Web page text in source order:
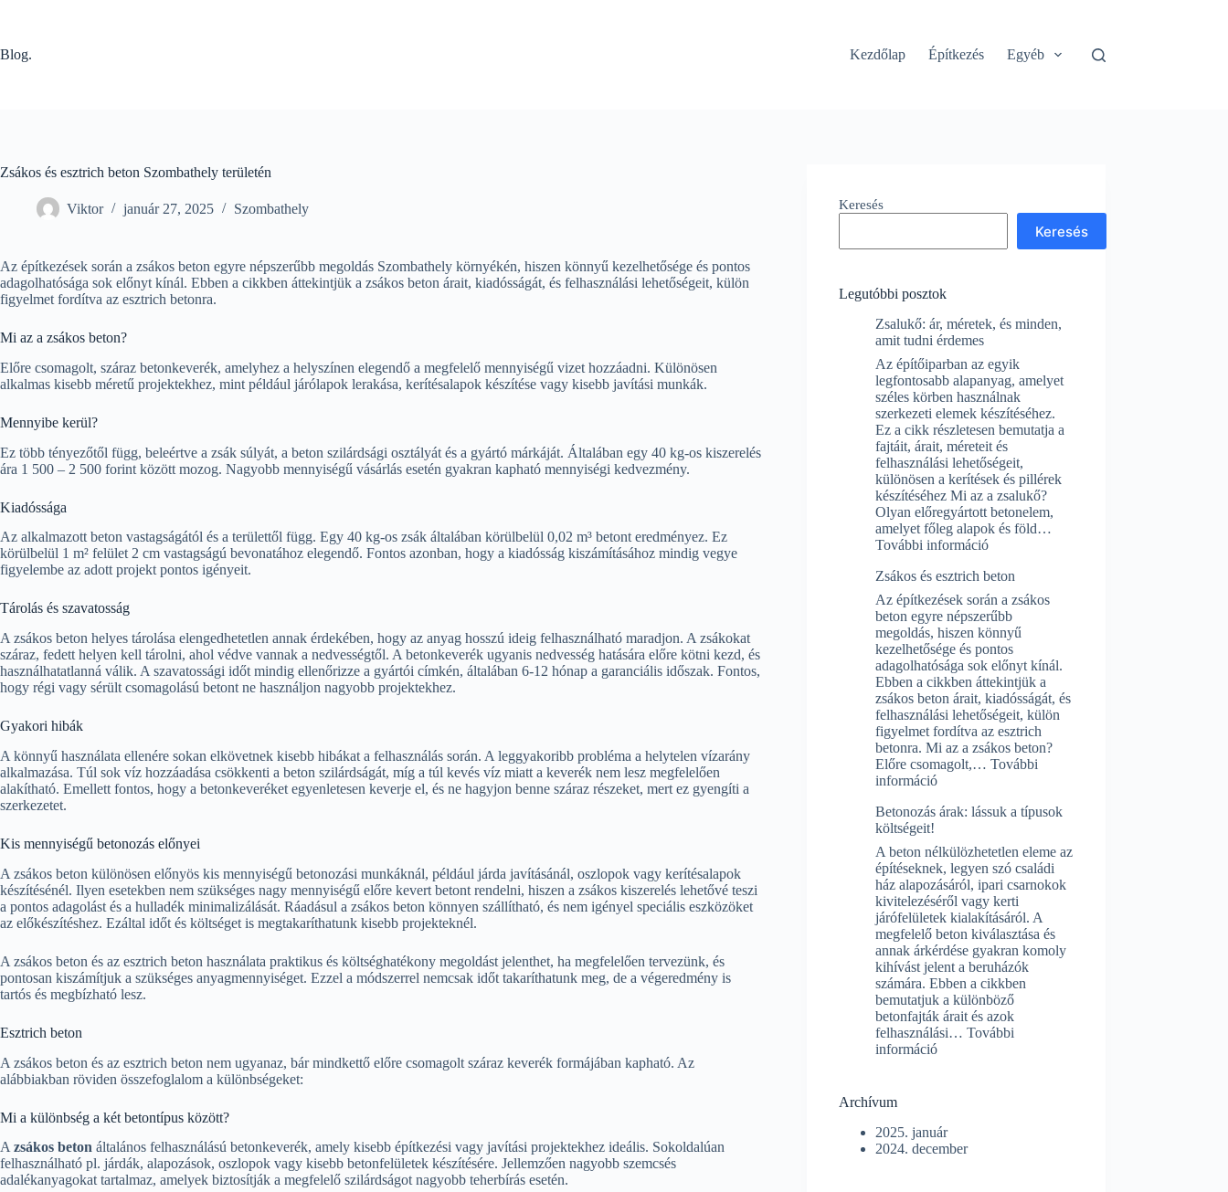
Blog.
Kezdőlap Építkezés Egyéb
Zsákos és esztrich beton Szombathely területén
Viktor január 27, 2025 Szombathely
Az építkezések során a zsákos beton egyre népszerűbb megoldás Szombathely környékén, hiszen könnyű kezelhetősége és pontos
adagolhatósága sok előnyt kínál. Ebben a cikkben áttekintjük a zsákos beton árait, kiadósságát, és felhasználási lehetőségeit, külön
figyelmet fordítva az esztrich betonra.
Mi az a zsákos beton?
Előre csomagolt, száraz betonkeverék, amelyhez a helyszínen elegendő a megfelelő mennyiségű vizet hozzáadni. Különösen
alkalmas kisebb méretű projektekhez, mint például járólapok lerakása, kerítésalapok készítése vagy kisebb javítási munkák.
Mennyibe kerül?
Ez több tényezőtől függ, beleértve a zsák súlyát, a beton szilárdsági osztályát és a gyártó márkáját. Általában egy 40 kg-os kiszerelés
ára 1 500 – 2 500 forint között mozog. Nagyobb mennyiségű vásárlás esetén gyakran kapható mennyiségi kedvezmény.
Kiadóssága
Az alkalmazott beton vastagságától és a területtől függ. Egy 40 kg-os zsák általában körülbelül 0,02 m³ betont eredményez. Ez
körülbelül 1 m² felület 2 cm vastagságú bevonatához elegendő. Fontos azonban, hogy a kiadósság kiszámításához mindig vegye
figyelembe az adott projekt pontos igényeit.
Tárolás és szavatosság
A zsákos beton helyes tárolása elengedhetetlen annak érdekében, hogy az anyag hosszú ideig felhasználható maradjon. A zsákokat
száraz, fedett helyen kell tárolni, ahol védve vannak a nedvességtől. A betonkeverék ugyanis nedvesség hatására előre kötni kezd, és
használhatatlanná válik. A szavatossági időt mindig ellenőrizze a gyártói címkén, általában 6-12 hónap a garanciális időszak. Fontos,
hogy régi vagy sérült csomagolású betont ne használjon nagyobb projektekhez.
Gyakori hibák
A könnyű használata ellenére sokan elkövetnek kisebb hibákat a felhasználás során. A leggyakoribb probléma a helytelen vízarány
alkalmazása. Túl sok víz hozzáadása csökkenti a beton szilárdságát, míg a túl kevés víz miatt a keverék nem lesz megfelelően
alakítható. Emellett fontos, hogy a betonkeveréket egyenletesen keverje el, és ne hagyjon benne száraz részeket, mert ez gyengíti a
szerkezetet.
Kis mennyiségű betonozás előnyei
A zsákos beton különösen előnyös kis mennyiségű betonozási munkáknál, például járda javításánál, oszlopok vagy kerítésalapok
készítésénél. Ilyen esetekben nem szükséges nagy mennyiségű előre kevert betont rendelni, hiszen a zsákos kiszerelés lehetővé teszi
a pontos adagolást és a hulladék minimalizálását. Ráadásul a zsákos beton könnyen szállítható, és nem igényel speciális eszközöket
az előkészítéshez. Ezáltal időt és költséget is megtakaríthatunk kisebb projekteknél.
A zsákos beton és az esztrich beton használata praktikus és költséghatékony megoldást jelenthet, ha megfelelően tervezünk, és
pontosan kiszámítjuk a szükséges anyagmennyiséget. Ezzel a módszerrel nemcsak időt takaríthatunk meg, de a végeredmény is
tartós és megbízható lesz.
Esztrich beton
A zsákos beton és az esztrich beton nem ugyanaz, bár mindkettő előre csomagolt száraz keverék formájában kapható. Az
alábbiakban röviden összefoglalom a különbségeket:
Mi a különbség a két betontípus között?
A zsákos beton általános felhasználású betonkeverék, amely kisebb építkezési vagy javítási projektekhez ideális. Sokoldalúan
felhasználható pl. járdák, alapozások, oszlopok vagy kisebb betonfelületek készítésére. Jellemzően nagyobb szemcsés
adalékanyagokat tartalmaz, amelyek biztosítják a megfelelő szilárdságot nagyobb teherbírás esetén.
Keresés
Keresés
Legutóbbi posztok
Zsalukő: ár, méretek, és minden,
amit tudni érdemes
Az építőiparban az egyik
legfontosabb alapanyag, amelyet
széles körben használnak
szerkezeti elemek készítéséhez.
Ez a cikk részletesen bemutatja a
fajtáit, árait, méreteit és
felhasználási lehetőségeit,
különösen a kerítések és pillérek
készítéséhez Mi az a zsalukő?
Olyan előregyártott betonelem,
amelyet főleg alapok és föld…
További információ:
ár,
méretek,
és
minden,
amit
tudni
érdemes
Zsákos és esztrich beton
Az építkezések során a zsákos
beton egyre népszerűbb
megoldás, hiszen könnyű
kezelhetősége és pontos
adagolhatósága sok előnyt kínál.
Ebben a cikkben áttekintjük a
zsákos beton árait, kiadósságát, és
felhasználási lehetőségeit, külön
figyelmet fordítva az esztrich
betonra. Mi az a zsákos beton?
Előre csomagolt,…További
információ:
és
beton
Betonozás árak: lássuk a típusok
költségeit!
A beton nélkülözhetetlen eleme az
építéseknek, legyen szó családi
ház alapozásáról, ipari csarnokok
kivitelezéséről vagy kerti
járófelületek kialakításáról. A
megfelelő beton kiválasztása és
annak árkérdése gyakran komoly
kihívást jelent a beruházók
számára. Ebben a cikkben
bemutatjuk a különböző
betonfajták árait és azok
felhasználási…További
információ:
típusok
költségeit!
Archívum
2025. január
2024. december